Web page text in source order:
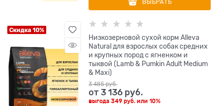
ВЫБРАТЬ
Скидка 10%
Низкозерновой сухой корм Alleva
Natural для взрослых собак средних
и крупных пород с ягненком и
тыквой (Lamb & Pumkin Adult Medium
& Maxi)
3 485 руб.
от3 136 руб.
выгода349 руб. или10%